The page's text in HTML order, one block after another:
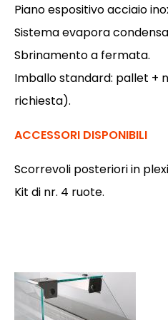
Piano espositivo acciaio
Sistema evapora
Sbrinamento a fermata.
Imballo standard: pallet +
richiesta).
ACCESSORI DISPONIBILI
Scorrevoli posteriori in
Kit di nr. 4 ruote.